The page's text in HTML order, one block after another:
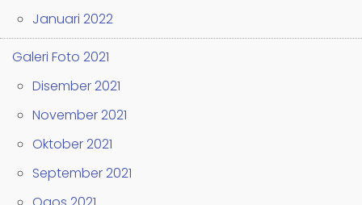
Januari 2022
Galeri Foto 2021
Disember 2021
November 2021
Oktober 2021
September 2021